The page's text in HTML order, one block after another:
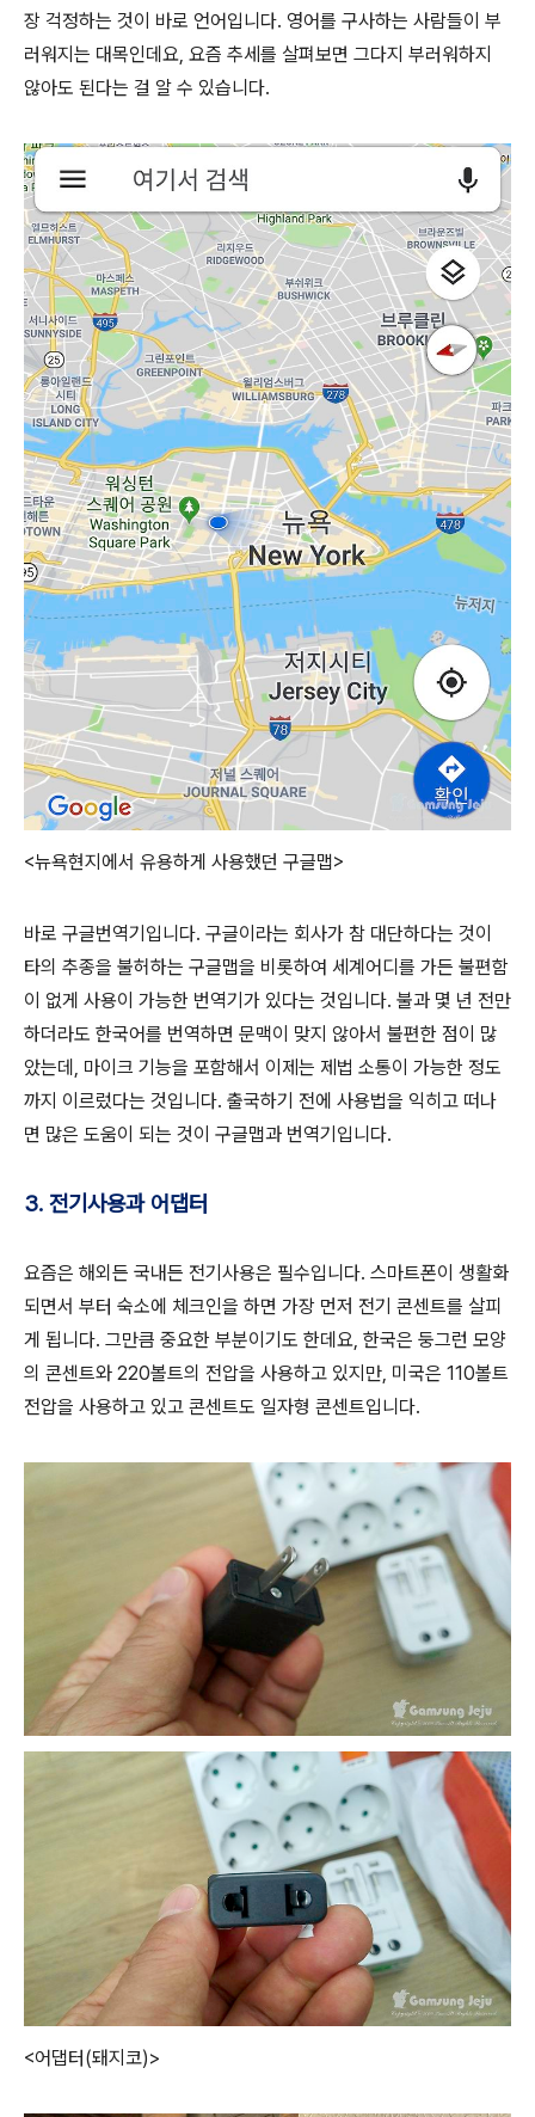
장 걱정하는 것이 바로 언어입니다. 영어를 구사하는 사람들이 부
러워지는 대목인데요, 요즘 추세를 살펴보면 그다지 부러워하지
않아도 된다는 걸 알 수 있습니다.
<뉴욕현지에서 유용하게 사용했던 구글맵>
바로 구글번역기입니다. 구글이라는 회사가 참 대단하다는 것이
타의 추종을 불허하는 구글맵을 비롯하여 세계어디를 가든 불편함
이 없게 사용이 가능한 번역기가 있다는 것입니다. 불과 몇 년 전만
하더라도 한국어를 번역하면 문맥이 맞지 않아서 불편한 점이 많
았는데, 마이크 기능을 포함해서 이제는 제법 소통이 가능한 정도
까지 이르렀다는 것입니다. 출국하기 전에 사용법을 익히고 떠나
면 많은 도움이 되는 것이 구글맵과 번역기입니다.
3. 전기사용과 어댑터
요즘은 해외든 국내든 전기사용은 필수입니다. 스마트폰이 생활화
되면서 부터 숙소에 체크인을 하면 가장 먼저 전기 콘센트를 살피
게 됩니다. 그만큼 중요한 부분이기도 한데요, 한국은 둥그런 모양
의 콘센트와 220볼트의 전압을 사용하고 있지만, 미국은 110볼트
전압을 사용하고 있고 콘센트도 일자형 콘센트입니다.
<어댑터(돼지코)>